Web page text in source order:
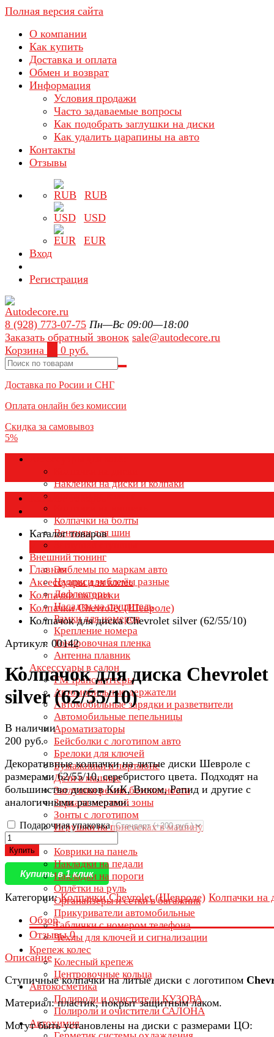
Полная версия сайта
О компании
Как купить
Доставка и оплата
Обмен и возврат
Информация
Условия продажи
Часто задаваемые вопросы
Как подобрать заглушки на диски
Как удалить царапины на авто
Контакты
Отзывы
RUB
USD
EUR
Вход
Регистрация
8 (928) 773-07-75 Пн—Вс 09:00—18:00
Заказать обратный звонок sale@autodecore.ru
Корзина
0 руб.
Доставка по Росии и СНГ
Оплата онлайн без комиссии
Скидка за самовывоз
5%
Наклейки на диски и колпаки
Колпаки на колеса
Колпачки на болты
Вентили для шин
Внешний тюнинг
Эмблемы по маркам авто
Надписи эмблемы разные
Дефлекторы
Насадки на глушитель
Рамки для номеров
Крепление номера
Тонировочная пленка
Антенна плавник
Аксессуары в салон
FM трансмиттеры
Автомобильные держатели
Автомобильные зарядки и разветвители
Автомобильные пепельницы
Ароматизаторы
Бейсболки с логотипом авто
Брелоки для ключей
Бумажники и портмоне
Дети в машине
Заглушки ремня безопасности
Зеркала мертвой зоны
Зонты с логотипом
Игрушки на присосках в машину
Коврики на панель
Накладки на педали
Накладки на пороги
Оплётки на руль
Органайзеры и сетки в багажник
Прикуриватели автомобильные
Таблички с номером телефона
Чехлы для ключей и сигнализации
Крепеж колес
Колесный крепеж
Центровочные кольца
Автокосметика
Полироли и очистители КУЗОВА
Полироли и очистители САЛОНА
Автохимия
Каталог товаров
Каталог товаров
Главная
Аксессуары для колёс
Колпачки на диски
Колпачки Chevrolet (Шевроле)
Колпачок для диска Chevrolet silver (62/55/10)
Артикул: 00142
Колпачок для диска Chevrolet
silver (62/55/10)
В наличии
200 руб.
Декоративные колпачки на литые диски Шевроле с
размерами 62/55/10, серебристого цвета. Подходят на
большинство дисков КиК, Виком, Рапид и другие с
аналогичными размерами.
Подарочная упаковка
Купить
Купить в 1 клик
Категории:Колпачки Chevrolet (Шевроле) Колпачки на
Обзор
Отзывы0
Описание
Ступичные колпачки на литые диски с логотипом
Материал: пластик, покрыт защитным лаком.
Могут быть установлены на диски с размерами ЦО: